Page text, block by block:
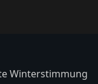
Winterstimmung